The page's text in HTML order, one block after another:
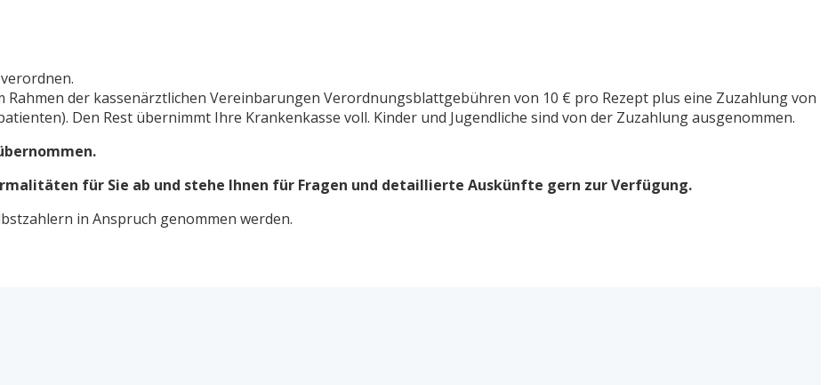
verordnen.
Rahmen der kassenärztlichen Vereinbarungen Verordnungsblattgebühren von 10 € pro Rezept plus eine Zuzahlung von
Den Rest übernimmt Ihre Krankenkasse voll. Kinder und Jugendliche sind von der Zuzahlung ausgenommen.
für Sie ab und stehe Ihnen für Fragen und detaillierte Auskünfte gern zur Verfügung.
in Anspruch genommen werden.